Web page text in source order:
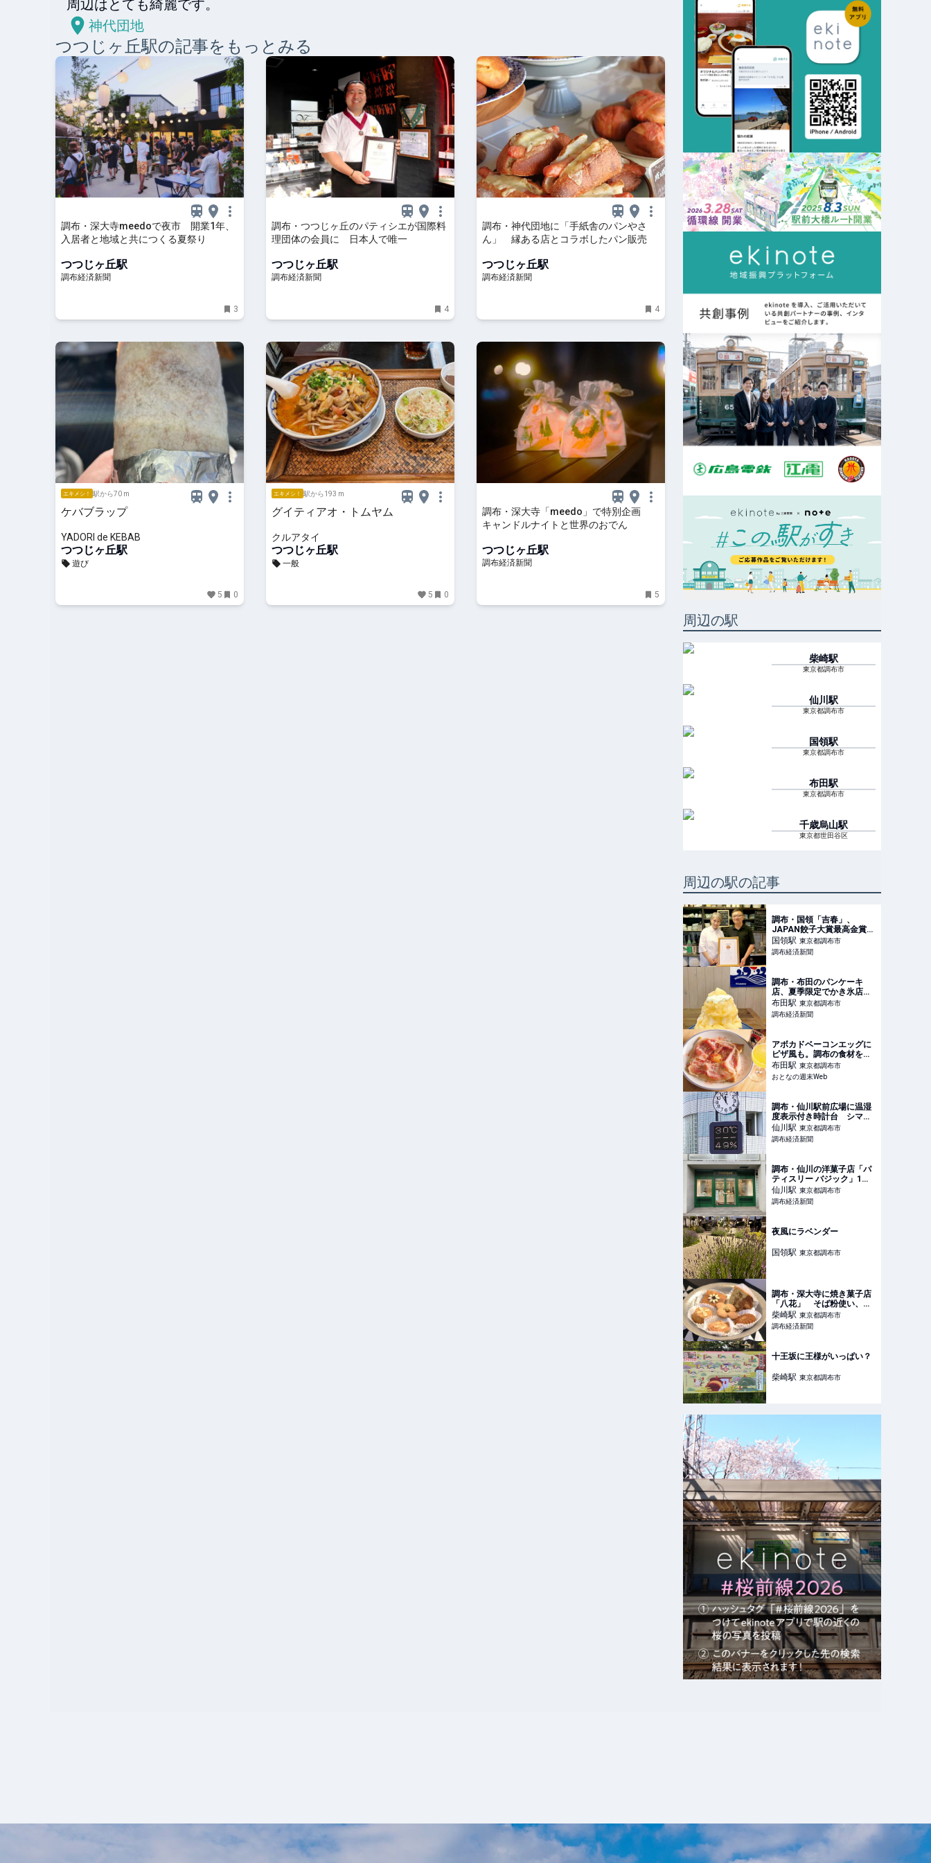
周辺はとても綺麗です。
神代団地
つつじヶ丘駅の記事をもっとみる
調布・深大寺meedoで夜市 開業1年、
入居者と地域と共につくる夏祭り
つつじヶ丘駅
調布経済新聞
3
調布・つつじヶ丘のパティシエが国際料
理団体の会員に 日本人で唯一
つつじヶ丘駅
調布経済新聞
4
調布・神代団地に「手紙舎のパンやさ
ん」 縁ある店とコラボしたパン販売
つつじヶ丘駅
調布経済新聞
4
エキメシ！ 駅から70 m
ケバブラップ
YADORI de KEBAB
つつじヶ丘駅
遊び
5 0
エキメシ！ 駅から193 m
グイティアオ・トムヤム
クルアタイ
つつじヶ丘駅
一般
5 0
調布・深大寺「meedo」で特別企画
キャンドルナイトと世界のおでん
つつじヶ丘駅
調布経済新聞
5
周辺の駅
柴崎駅
東京都調布市
仙川駅
東京都調布市
国領駅
東京都調布市
布田駅
東京都調布市
千歳烏山駅
東京都世田谷区
周辺の駅の記事
調布・国領「吉春」、
JAPAN餃子大賞最高金賞
昨年の水餃子部門に続き
国領駅 東京都調布市
調布経済新聞
調布・布田のパンケーキ
店、夏季限定でかき氷店
に 鉄板前の灼熱地獄を回
避
布田駅 東京都調布市
調布経済新聞
アボカドベーコンエッグに
ピザ風も。調布の食材を活
かしたガレット専門店
『Oklm』は引き出し豊富
布田駅 東京都調布市
おとなの週末Web
調布・仙川駅前広場に温湿
度表示付き時計台 シマダ
ハウス創業者が寄贈
仙川駅 東京都調布市
調布経済新聞
調布・仙川の洋菓子店「パ
ティスリー バジック」1周
年 感謝フェアも
仙川駅 東京都調布市
調布経済新聞
夜風にラベンダー
国領駅 東京都調布市
調布・深大寺に焼き菓子店
「八花」 そば粉使い、月
3日ほど営業
柴崎駅 東京都調布市
調布経済新聞
十王坂に王様がいっぱい？
柴崎駅 東京都調布市